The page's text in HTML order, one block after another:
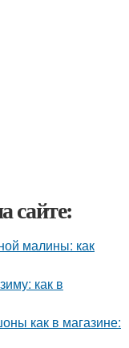
сайте:
малины: как
как в
как в магазине: